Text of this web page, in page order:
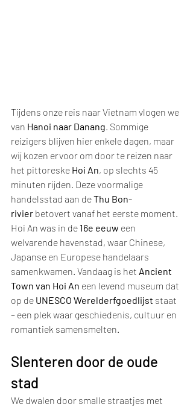
Tijdens onze reis naar Vietnam vlogen we
van Hanoi naar Danang. Sommige
reizigers blijven hier enkele dagen, maar
wij kozen ervoor om door te reizen naar
het pittoreske Hoi An, op slechts 45
minuten rijden. Deze voormalige
handelsstad aan de Thu Bon-
rivier betovert vanaf het eerste moment.
Hoi An was in de 16e eeuw een
welvarende havenstad, waar Chinese,
Japanse en Europese handelaars
samenkwamen. Vandaag is het Ancient
Town van Hoi An een levend museum dat
op de UNESCO Werelderfgoedlijst staat
– een plek waar geschiedenis, cultuur en
romantiek samensmelten.
Slenteren door de oude
stad
We dwalen door smalle straatjes met